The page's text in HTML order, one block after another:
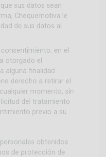
sus datos sean
Chequemotiva le
de sus datos al
en el
otorgado el
alguna finalidad
derecho a retirar el
momento, sin
del tratamiento
previo a su
obtenidos
de protección de